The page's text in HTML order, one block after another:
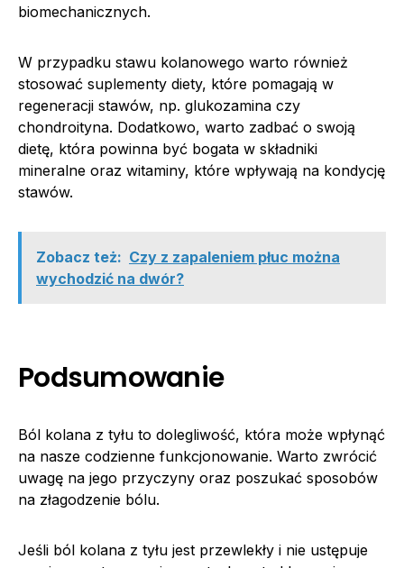
biomechanicznych.
W przypadku stawu kolanowego warto również
stosować suplementy diety, które pomagają w
regeneracji stawów, np. glukozamina czy
chondroityna. Dodatkowo, warto zadbać o swoją
dietę, która powinna być bogata w składniki
mineralne oraz witaminy, które wpływają na kondycję
stawów.
Zobacz też: Czy z zapaleniem płuc można
wychodzić na dwór?
Podsumowanie
Ból kolana z tyłu to dolegliwość, która może wpłynąć
na nasze codzienne funkcjonowanie. Warto zwrócić
uwagę na jego przyczyny oraz poszukać sposobów
na złagodzenie bólu.
Jeśli ból kolana z tyłu jest przewlekły i nie ustępuje